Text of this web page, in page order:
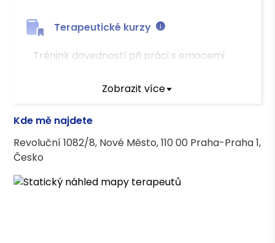
Terapeutické kurzy
Trénink dovedností při práci s emocemi
Základy vedení krizového rozhovoru s
Prožitkový kurz práce s projektivními
terapeutickými kartami v praxi s dětmi a
adolescenty (b-creative)
Zobrazit více
Kde mě najdete
Revoluční 1082/8, Nové Město, 110 00 Praha-Praha 1,
Česko